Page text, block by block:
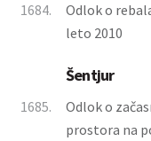
1684.
Odlok o
leto 2010
Šentjur
1685.
Odlok o
prostora na